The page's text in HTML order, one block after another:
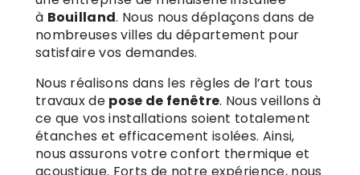
à Bouilland. Nous nous déplaçons dans de
nombreuses villes du département pour
satisfaire vos demandes.
Nous réalisons dans les règles de l’art tous
travaux de pose de fenêtre. Nous veillons à
ce que vos installations soient totalement
étanches et efficacement isolées. Ainsi,
nous assurons votre confort thermique et
acoustique. Forts de notre expérience, nous